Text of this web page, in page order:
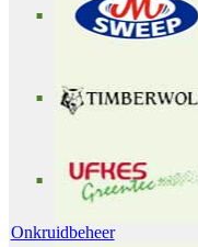
Onkruidbeheer